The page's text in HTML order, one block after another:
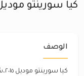
كيا سورينتو موديل ٢٠١٥
الوصف
كيا سورينتو موديل ٢٠١٥،شرط الفحص جير ماكينه شاصي